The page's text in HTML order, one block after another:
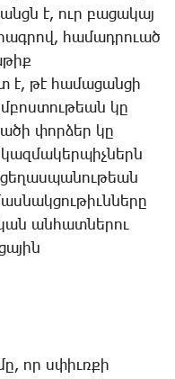
է, ուր բա­ցա­կայ
հա­մադ­րո­ւած
է, թէ հա­մա­ցան­ցի
կը
փոր­ձեր կը
ցե­ղաս­պա­նու­թեան
ան­հատ­նե­րու
որ սփիւռ­քի